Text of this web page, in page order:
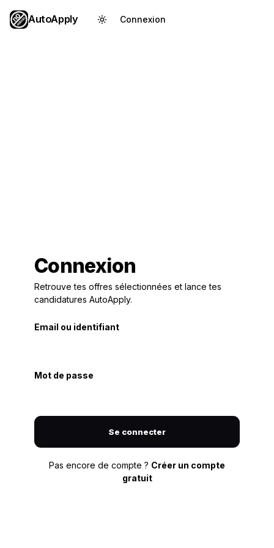
AutoApply Connexion
Connexion
Retrouve tes offres sélectionnées et lance tes
candidatures AutoApply.
Email ou identifiant
Mot de passe
Se connecter
Pas encore de compte ? Créer un compte
gratuit